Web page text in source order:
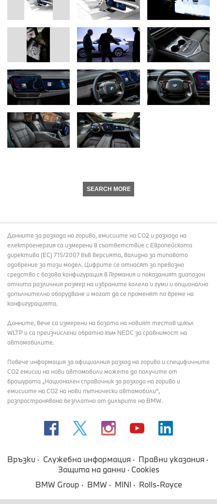
SEARCH MORE
Данните за разхода на гориво, емисиите на СО2 и разхода на
електроенергия са измерени в съответствие с Европейската
директива (EC) 715/2007 във версията, валидна за типовото
одобрение за този модел. Цифрите се отнасят за превозно
средство с базова конфигурация в Германия и показаният диапазон
отчита различния размер на избраните колела и гуми и опционално
допълнително оборудване и могат да се променят по време на
конфигурацията.
Данните, вече са измерени на базата на новият тестов цикъл
WLTP и са преизчислени обратно към NEDC за сравнимост на
автомобилите.
Повече информация за официалния разход на гориво и специфичните
СО2 емисии на нови автомобили можете да получите от
брошурата „Национален справочник за разхода на гориво и
емисиите на CO2 на нови пътнически автомобили“,
разпространявана безплатно от дилърите на BMW.
Връзки Служебна информация
Правни указания
Защита на данни
Cookies
BMW Group
BMW MINI Rolls-Royce